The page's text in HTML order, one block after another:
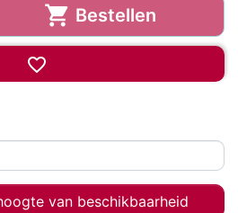
 Bestellen
favorite_border
van beschikbaarheid